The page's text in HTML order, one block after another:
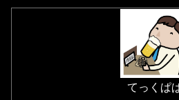
てっくぱ